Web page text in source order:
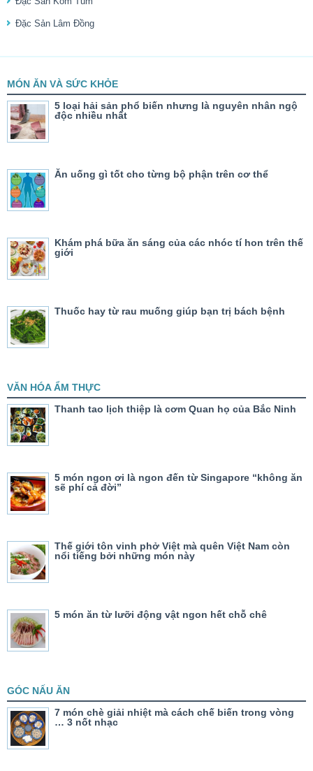
Đặc Sản Lâm Đồng
MÓN ĂN VÀ SỨC KHỎE
5 loại hải sản phổ biến nhưng là nguyên nhân ngộ
độc nhiều nhất
Ăn uống gì tốt cho từng bộ phận trên cơ thể
Khám phá bữa ăn sáng của các nhóc tí hon trên thế
giới
Thuốc hay từ rau muống giúp bạn trị bách bệnh
VĂN HÓA ẨM THỰC
Thanh tao lịch thiệp là cơm Quan họ của Bắc Ninh
5 món ngon ơi là ngon đến từ Singapore “không ăn
sẽ phí cả đời”
Thế giới tôn vinh phở Việt mà quên Việt Nam còn
nổi tiếng bởi những món này
5 món ăn từ lưỡi động vật ngon hết chỗ chê
GÓC NẤU ĂN
7 món chè giải nhiệt mà cách chế biến trong vòng
… 3 nốt nhạc